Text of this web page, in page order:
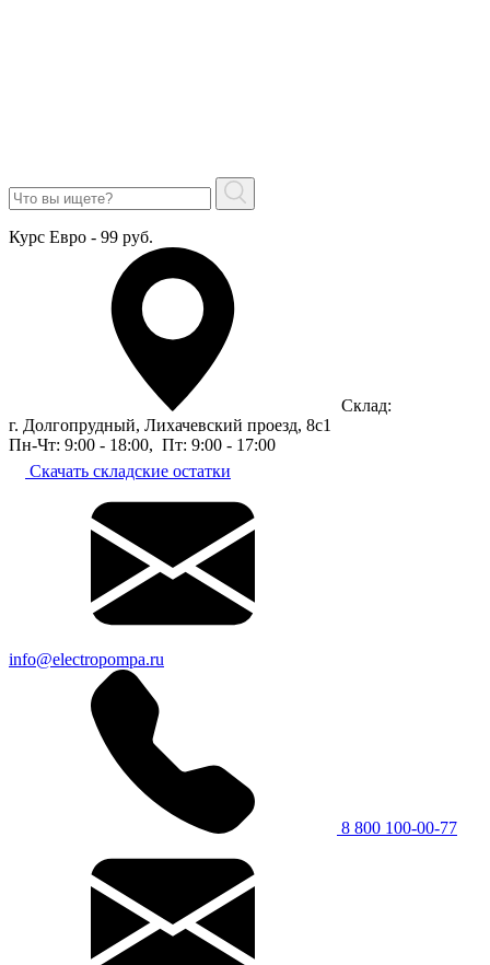
Курс Евро - 99 руб.
Склад:
г. Долгопрудный, Лихачевский проезд, 8c1
Пн-Чт: 9:00 - 18:00, Пт: 9:00 - 17:00
Скачать складские остатки
info@electropompa.ru
8 800 100-00-77